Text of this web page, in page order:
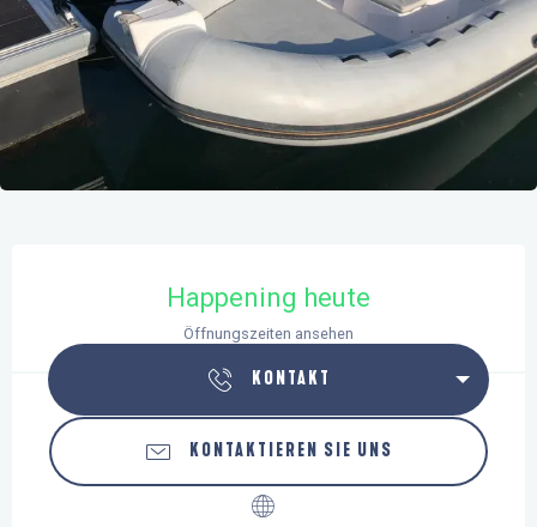
Happening heute
Öffnungszeiten ansehen
KONTAKT
KONTAKTIEREN SIE UNS